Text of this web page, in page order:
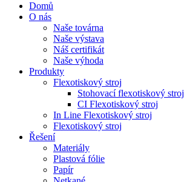
Domů
O nás
Naše továrna
Naše výstava
Náš certifikát
Naše výhoda
Produkty
Flexotiskový stroj
Stohovací flexotiskový stroj
CI Flexotiskový stroj
In Line Flexotiskový stroj
Flexotiskový stroj
Řešení
Materiály
Plastová fólie
Papír